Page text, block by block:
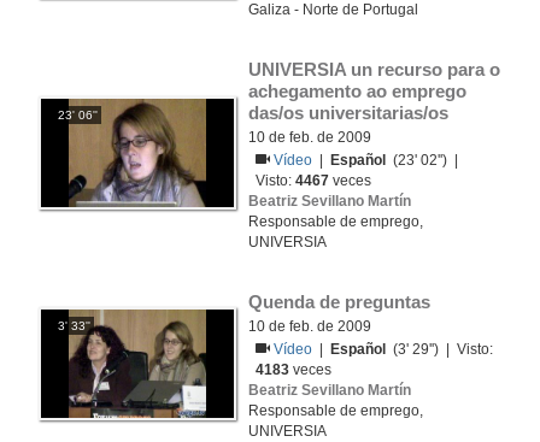
Galiza - Norte de Portugal
23' 06''
UNIVERSIA un recurso para o
achegamento ao emprego
das/os universitarias/os
10 de feb. de 2009
Vídeo
Español
(23' 02'') |
Visto:4467 veces
Beatriz Sevillano Martín
Responsable de emprego,
UNIVERSIA
3' 33''
Quenda de preguntas
10 de feb. de 2009
Vídeo
Español
(3' 29'') | Visto:
4183 veces
Beatriz Sevillano Martín
Responsable de emprego,
UNIVERSIA